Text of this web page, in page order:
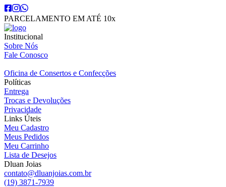
PARCELAMENTO EM ATÉ 10x
Institucional
Sobre Nós
Fale Conosco
Oficina de Consertos e Confecções
Políticas
Entrega
Trocas e Devoluções
Privacidade
Links Úteis
Meu Cadastro
Meus Pedidos
Meu Carrinho
Lista de Desejos
Dluan Joias
contato@dluanjoias.com.br
(19) 3871-7939